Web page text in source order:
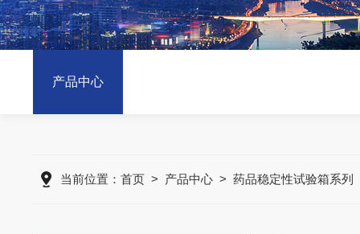
产品中心
当前位置： 首页> 产品中心> 药品稳定性试验箱系列